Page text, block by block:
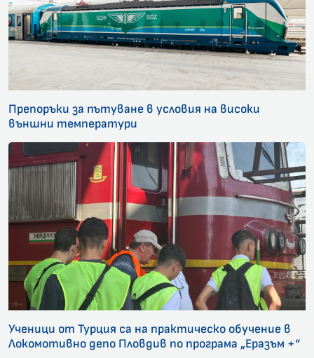
Препоръки за пътуване в условия на високи
външни температури
Ученици от Турция са на практическо обучение в
Локомотивно депо Пловдив по програма „Еразъм +“